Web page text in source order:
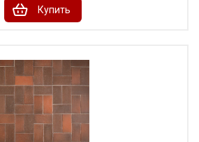
Купить